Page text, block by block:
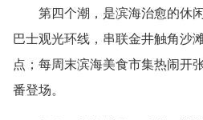
第四个潮，是滨海治愈的休闲
巴士观光环线，串联金井触角沙
点；每周末滨海美食市集热闹开
番登场。